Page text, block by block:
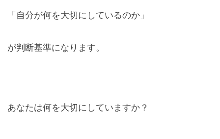
「自分が何を大切にしているのか」
が判断基準になります。
あなたは何を大切にしていますか？